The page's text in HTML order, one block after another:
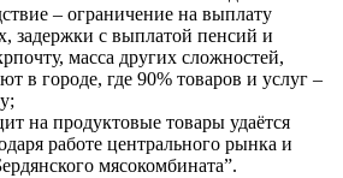
– ограничение на выплату
задержки с выплатой пенсий и
масса других сложностей,
в городе, где 90% товаров и услуг –
на продуктовые товары удаётся
работе центрального рынка и
мясокомбината”.